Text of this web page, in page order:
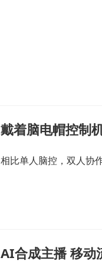
戴着脑电帽控制
相比单人脑控，双人协
AI合成主播 移动